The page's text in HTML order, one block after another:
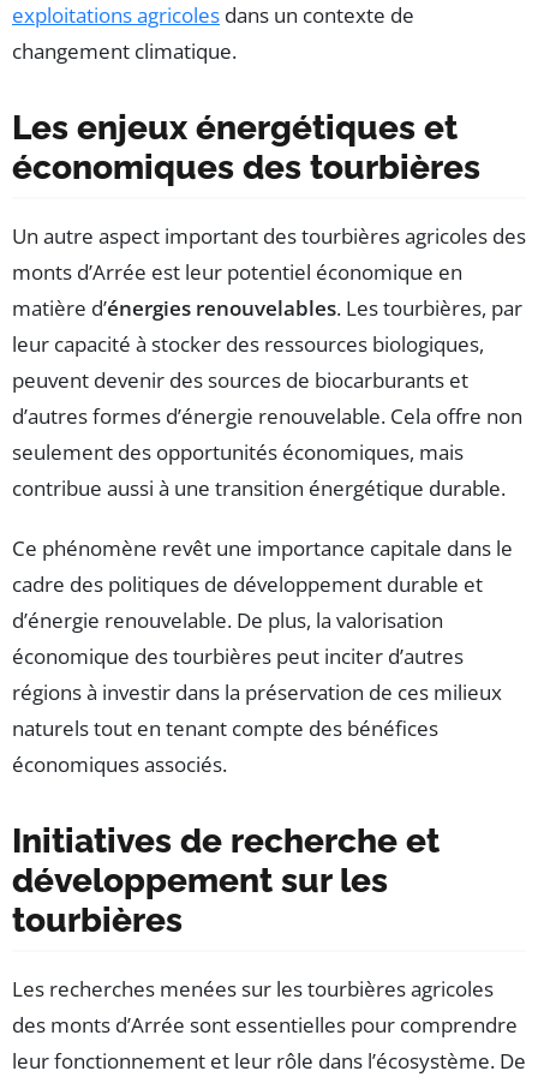
exploitations agricoles dans un contexte de
changement climatique.
Les enjeux énergétiques et
économiques des tourbières
Un autre aspect important des tourbières agricoles des
monts d’Arrée est leur potentiel économique en
matière d’énergies renouvelables. Les tourbières, par
leur capacité à stocker des ressources biologiques,
peuvent devenir des sources de biocarburants et
d’autres formes d’énergie renouvelable. Cela offre non
seulement des opportunités économiques, mais
contribue aussi à une transition énergétique durable.
Ce phénomène revêt une importance capitale dans le
cadre des politiques de développement durable et
d’énergie renouvelable. De plus, la valorisation
économique des tourbières peut inciter d’autres
régions à investir dans la préservation de ces milieux
naturels tout en tenant compte des bénéfices
économiques associés.
Initiatives de recherche et
développement sur les
tourbières
Les recherches menées sur les tourbières agricoles
des monts d’Arrée sont essentielles pour comprendre
leur fonctionnement et leur rôle dans l’écosystème. De